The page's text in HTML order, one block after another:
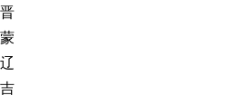
晋
蒙
辽
吉